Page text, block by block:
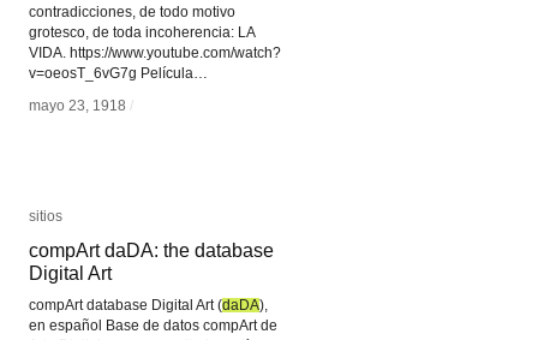
contradicciones, de todo motivo
grotesco, de toda incoherencia: LA
VIDA. https://www.youtube.com/watch?
v=oeosT_6vG7g Película…
mayo 23, 1918 /
mayo 23, 1918 /
sitios
compArt daDA: the database
Digital Art
compArt database Digital Art (daDA),
en español Base de datos compArt de
sitios
compArt daDA: the database
Digital Art
daDA